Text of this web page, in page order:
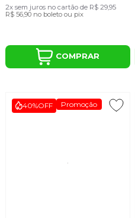
2x sem juros no cartãode R$ 29,95
R$ 56,90 no boleto ou pix
COMPRAR
40%OFF Promoção